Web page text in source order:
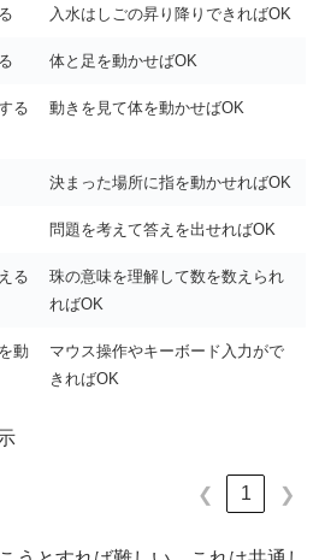
入水はしごの昇り降りできればOK
体と足を動かせばOK
る 動きを見て体を動かせばOK
決まった場所に指を動かせればOK
問題を考えて答えを出せればOK
る
珠の意味を理解して数を数えられ
ればOK
動
マウス操作やキーボード入力がで
きればOK
❮ 1 ❯